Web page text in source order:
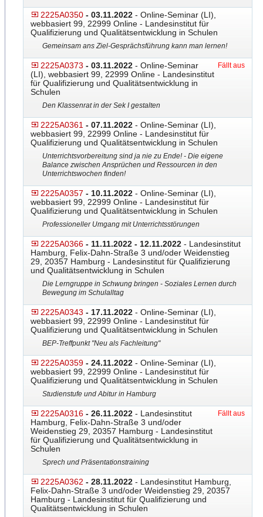
2225A0350 - 03.11.2022 - Online-Seminar (LI),
webbasiert 99, 22999 Online - Landesinstitut für
Qualifizierung und Qualitätsentwicklung in Schulen
Gemeinsam ans Ziel-Gesprächsführung kann man lernen!
2225A0373 - 03.11.2022 - Online-Seminar
(LI), webbasiert 99, 22999 Online - Landesinstitut
für Qualifizierung und Qualitätsentwicklung in
Schulen
Fällt aus
Den Klassenrat in der Sek I gestalten
2225A0361 - 07.11.2022 - Online-Seminar (LI),
webbasiert 99, 22999 Online - Landesinstitut für
Qualifizierung und Qualitätsentwicklung in Schulen
Unterrichtsvorbereitung sind ja nie zu Ende! - Die eigene
Balance zwischen Ansprüchen und Ressourcen in den
Unterrichtswochen finden!
2225A0357 - 10.11.2022 - Online-Seminar (LI),
webbasiert 99, 22999 Online - Landesinstitut für
Qualifizierung und Qualitätsentwicklung in Schulen
Professioneller Umgang mit Unterrichtsstörungen
2225A0366 - 11.11.2022 - 12.11.2022 - Landesinstitut
Hamburg, Felix-Dahn-Straße 3 und/oder Weidenstieg
29, 20357 Hamburg - Landesinstitut für Qualifizierung
und Qualitätsentwicklung in Schulen
Die Lerngruppe in Schwung bringen - Soziales Lernen durch
Bewegung im Schulalltag
2225A0343 - 17.11.2022 - Online-Seminar (LI),
webbasiert 99, 22999 Online - Landesinstitut für
Qualifizierung und Qualitätsentwicklung in Schulen
BEP-Treffpunkt "Neu als Fachleitung"
2225A0359 - 24.11.2022 - Online-Seminar (LI),
webbasiert 99, 22999 Online - Landesinstitut für
Qualifizierung und Qualitätsentwicklung in Schulen
Studienstufe und Abitur in Hamburg
2225A0316 - 26.11.2022 - Landesinstitut
Hamburg, Felix-Dahn-Straße 3 und/oder
Weidenstieg 29, 20357 Hamburg - Landesinstitut
für Qualifizierung und Qualitätsentwicklung in
Schulen
Fällt aus
Sprech und Präsentationstraining
2225A0362 - 28.11.2022 - Landesinstitut Hamburg,
Felix-Dahn-Straße 3 und/oder Weidenstieg 29, 20357
Hamburg - Landesinstitut für Qualifizierung und
Qualitätsentwicklung in Schulen